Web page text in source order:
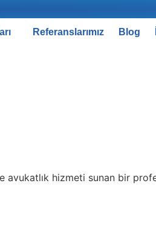
Referanslarımız Blog
avukatlık hizmeti sunan bir